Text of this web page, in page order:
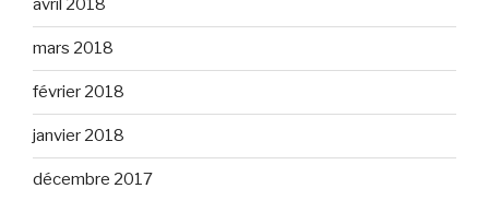
avril 2018
mars 2018
février 2018
janvier 2018
décembre 2017